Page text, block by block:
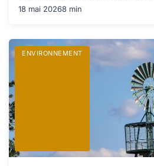
18 mai 20268 min
ENVIRONNEMENT